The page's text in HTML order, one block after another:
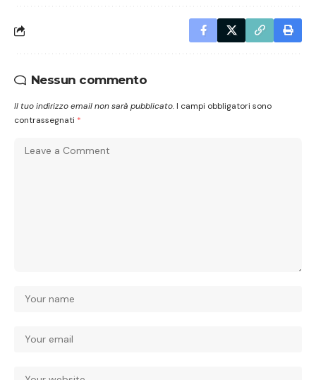
Nessun commento
Il tuo indirizzo email non sarà pubblicato. I campi obbligatori sono
contrassegnati *